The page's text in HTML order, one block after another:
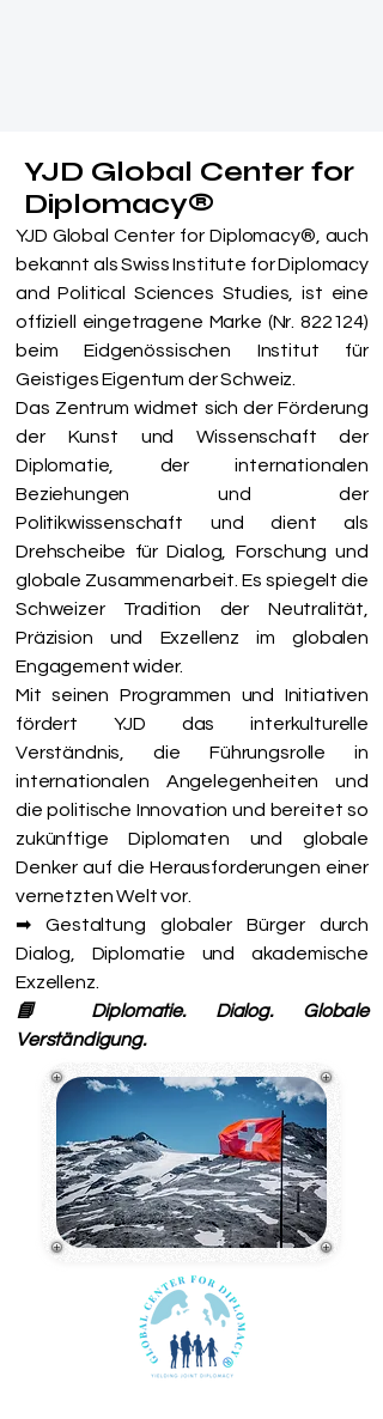
YJD Global Center for
Diplomacy®
YJD Global Center for Diplomacy®, auch
bekannt als Swiss Institute for Diplomacy
and Political Sciences Studies, ist eine
offiziell eingetragene Marke (Nr. 822124)
beim Eidgenössischen Institut für
Geistiges Eigentum der Schweiz.
Das Zentrum widmet sich der Förderung
der Kunst und Wissenschaft der
Diplomatie, der internationalen
Beziehungen und der
Politikwissenschaft und dient als
Drehscheibe für Dialog, Forschung und
globale Zusammenarbeit. Es spiegelt die
Schweizer Tradition der Neutralität,
Präzision und Exzellenz im globalen
Engagement wider.
Mit seinen Programmen und Initiativen
fördert YJD das interkulturelle
Verständnis, die Führungsrolle in
internationalen Angelegenheiten und
die politische Innovation und bereitet so
zukünftige Diplomaten und globale
Denker auf die Herausforderungen einer
vernetzten Welt vor.
➡ Gestaltung globaler Bürger durch
Dialog, Diplomatie und akademische
Exzellenz.
📘 Diplomatie. Dialog. Globale
Verständigung.